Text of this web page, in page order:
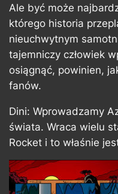
Ale być może
którego historia
nieuchwytnym
tajemniczy człowiek
osiągnąć, powinien,
fanów.
Dini: Wprowadzamy
świata. Wraca wielu
Rocket i to właśnie